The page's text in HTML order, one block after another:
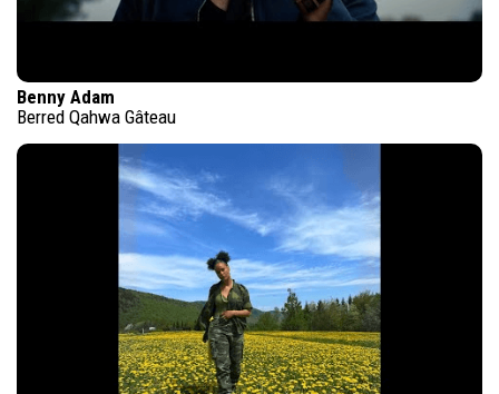
Benny Adam
Berred Qahwa Gâteau